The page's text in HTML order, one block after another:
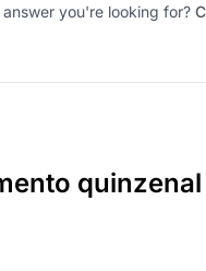
you're looking for?